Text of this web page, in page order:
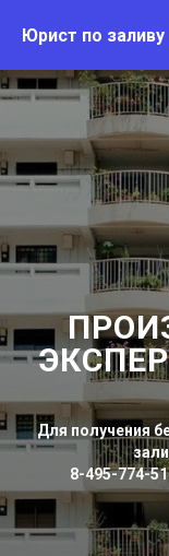
Юрист по заливу
Для получения
8-495-774-